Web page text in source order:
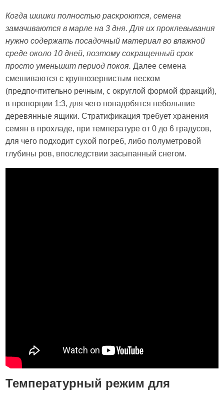
Когда шишки полностью раскроются, семена
замачиваются в марле на 3 дня. Для их проклевывания
нужно содержать посадочный материал во влажной
среде около 10 дней, поэтому сокращенный срок
просто уменьшит период покоя.Далее семена
смешиваются с крупнозернистым песком
(предпочтительно речным, с округлой формой фракций),
в пропорции 1:3, для чего понадобятся небольшие
деревянные ящики. Стратификация требует хранения
семян в прохладе, при температуре от 0 до 6 градусов,
для чего подходит сухой погреб, либо полуметровой
глубины ров, впоследствии засыпанный снегом.
Температурный режим для